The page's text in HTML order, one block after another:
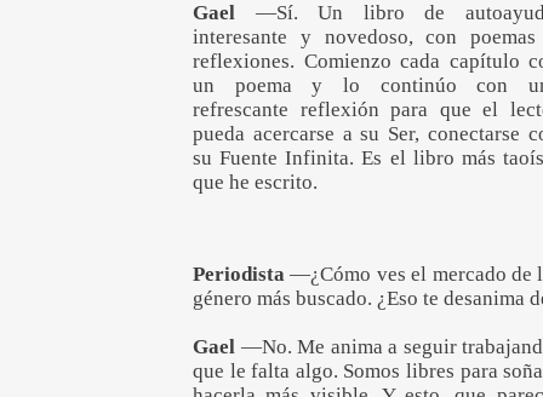
Gael —Sí. Un libro de
interesante y novedoso, con
reflexiones. Comienzo cada capítulo
un poema y lo continúo con
refrescante reflexión para que el
pueda acercarse a su Ser, conectarse
su Fuente Infinita. Es el libro más
que he escrito.
Periodista—¿Cómo ves el mercado de
género más buscado. ¿Eso te desanima
Gael —No. Me anima a seguir
que le falta algo. Somos libres para